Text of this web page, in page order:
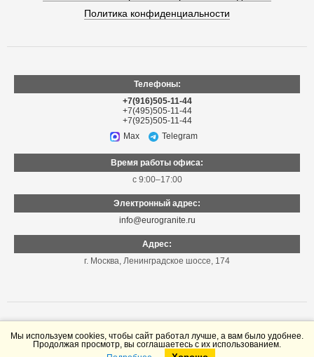
Политика конфиденциальности
Телефоны:
+7(916)505-11-44
+7(495)505-11-44
+7(925)505-11-44
Max
Telegram
Время работы офиса:
с 9:00–17:00
Электронный адрес:
info@eurogranite.ru
Адрес:
г. Москва Ленинградское шоссе, 174
© «Еврогранит», 1999–2026
Мы используем cookies, чтобы сайт работал лучше, а вам было удобнее.
Продолжая просмотр, вы соглашаетесь с их использованием.